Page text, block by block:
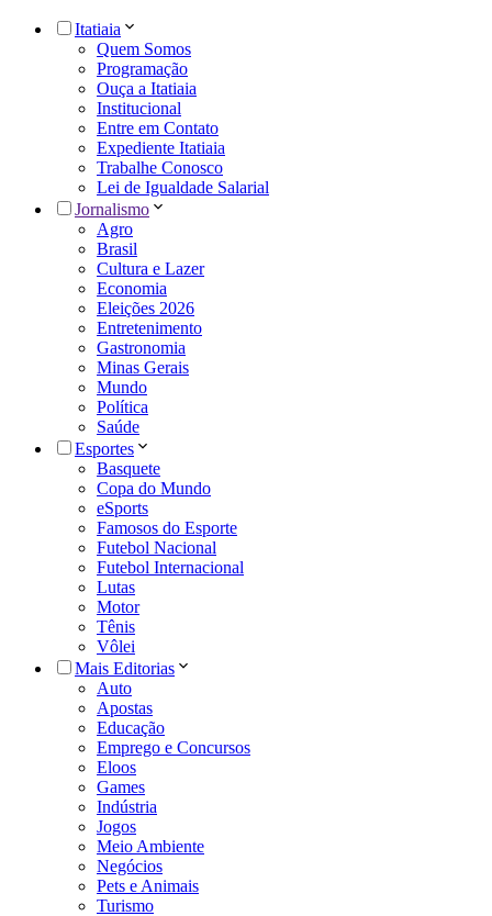
Itatiaia
Quem Somos
Programação
Ouça a Itatiaia
Institucional
Entre em Contato
Expediente Itatiaia
Trabalhe Conosco
Lei de Igualdade Salarial
Jornalismo
Agro
Brasil
Cultura e Lazer
Economia
Eleições 2026
Entretenimento
Gastronomia
Minas Gerais
Mundo
Política
Saúde
Esportes
Basquete
Copa do Mundo
eSports
Famosos do Esporte
Futebol Nacional
Futebol Internacional
Lutas
Motor
Tênis
Vôlei
Mais Editorias
Auto
Apostas
Educação
Emprego e Concursos
Eloos
Games
Indústria
Jogos
Meio Ambiente
Negócios
Pets e Animais
Turismo